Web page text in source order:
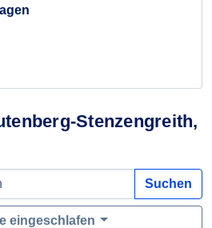
Stenzengreith,
Suchen
eingeschlafen